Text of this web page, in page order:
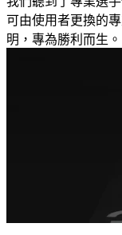
可由使用者更換的
明，專為勝利而生。